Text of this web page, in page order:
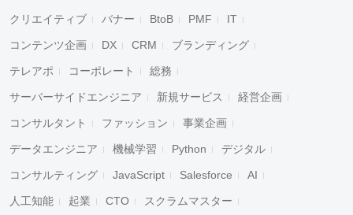
クリエイティブ バナー BtoB PMF IT
コンテンツ企画 DX CRM ブランディング
テレアポ コーポレート 総務
サーバーサイドエンジニア 新規サービス 経営企画
コンサルタント ファッション 事業企画
データエンジニア 機械学習 Python デジタル
コンサルティング JavaScript Salesforce AI
人工知能 起業 CTO スクラムマスター